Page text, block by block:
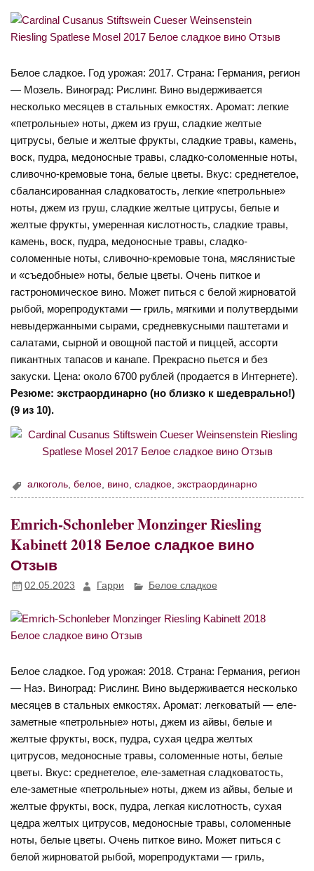
Белое сладкое. Год урожая: 2017. Страна: Германия, регион
— Мозель. Виноград: Рислинг. Вино выдерживается
несколько месяцев в стальных емкостях. Аромат: легкие
«петрольные» ноты, джем из груш, сладкие желтые
цитрусы, белые и желтые фрукты, сладкие травы, камень,
воск, пудра, медоносные травы, сладко-соломенные ноты,
сливочно-кремовые тона, белые цветы. Вкус: среднетелое,
сбалансированная сладковатость, легкие «петрольные»
ноты, джем из груш, сладкие желтые цитрусы, белые и
желтые фрукты, умеренная кислотность, сладкие травы,
камень, воск, пудра, медоносные травы, сладко-
соломенные ноты, сливочно-кремовые тона, мяслянистые
и «съедобные» ноты, белые цветы. Очень питкое и
гастрономическое вино. Может питься с белой жирноватой
рыбой, морепродуктами — гриль, мягкими и полутвердыми
невыдержанными сырами, средневкусными паштетами и
салатами, сырной и овощной пастой и пиццей, ассорти
пикантных тапасов и канапе. Прекрасно пьется и без
закуски. Цена: около 6700 рублей (продается в Интернете).
Резюме: экстраординарно (но близко к шедеврально!)
(9 из 10).
алкоголь,белое, вино,сладкое,экстраординарно
Emrich-Schonleber Monzinger Riesling
Kabinett 2018 Белое сладкое вино
Отзыв
02.05.2023 Гарри Белое сладкое
Белое сладкое. Год урожая: 2018. Страна: Германия, регион
— Наэ. Виноград: Рислинг. Вино выдерживается несколько
месяцев в стальных емкостях. Аромат: легковатый — еле-
заметные «петрольные» ноты, джем из айвы, белые и
желтые фрукты, воск, пудра, сухая цедра желтых
цитрусов, медоносные травы, соломенные ноты, белые
цветы. Вкус: среднетелое, еле-заметная сладковатость,
еле-заметные «петрольные» ноты, джем из айвы, белые и
желтые фрукты, воск, пудра, легкая кислотность, сухая
цедра желтых цитрусов, медоносные травы, соломенные
ноты, белые цветы. Очень питкое вино. Может питься с
белой жирноватой рыбой, морепродуктами — гриль,